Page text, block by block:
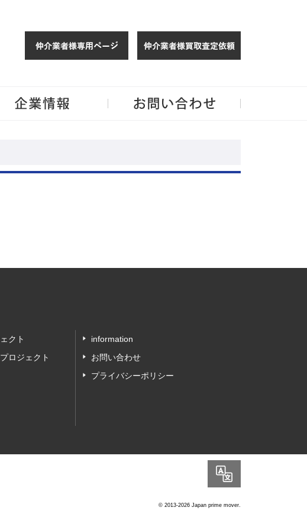
クト
ロジェクト
information
お問い合わせ
プライバシーポリシー
© 2013-2026 Japan prime mover.